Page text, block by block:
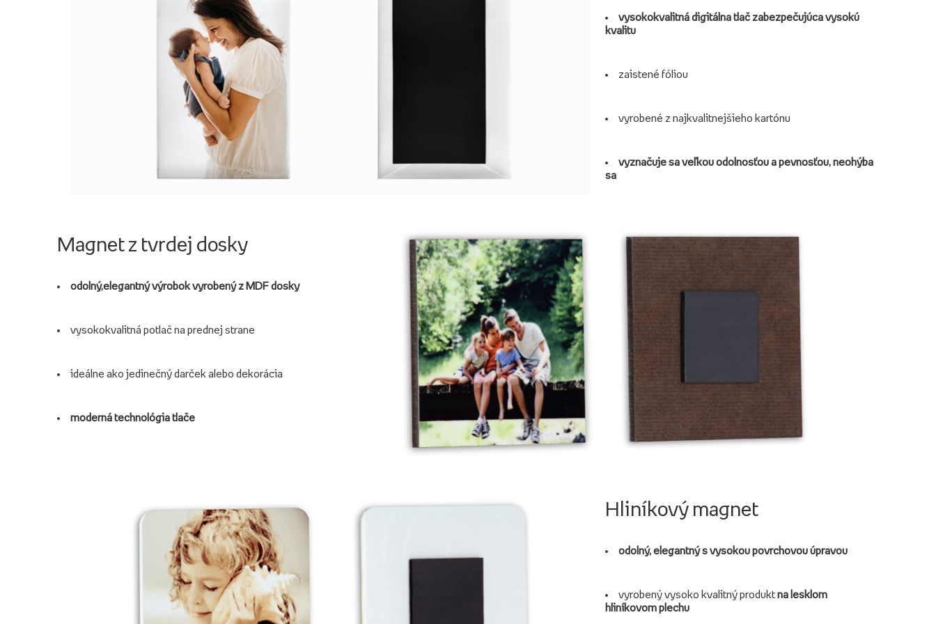
vysokokvalitná digitálna tlač zabezpečujúca vysokú
kvalitu
zaistené fóliou
vyrobené z najkvalitnejšieho kartónu
vyznačuje sa veľkou odolnosťou a pevnosťou, neohýba
sa
Magnet z tvrdej dosky
odolný,elegantný výrobok vyrobený z MDF dosky
vysokokvalitná potlač na prednej strane
ideálne ako jedinečný darček alebo dekorácia
moderná technológia tlače
Hliníkový magnet
odolný, elegantný s vysokou povrchovou úpravou
vyrobený vysoko kvalitný produktna lesklom
hliníkovom plechu